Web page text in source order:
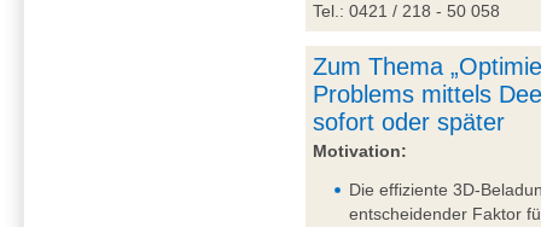
Tel.: 0421 / 218 - 50 058
Zum Thema
Problems mittels
sofort oder später
Motivation:
Die effiziente 3D-
entscheidender Faktor